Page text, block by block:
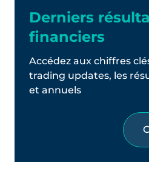
Derniers
financiers
Accédez aux chiffres
trading updates, les
et annuels